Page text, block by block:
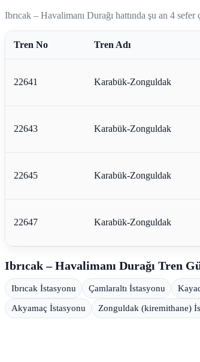
Ibrıcak – Havalimanı Durağı hattında şu an 4 sefer
Tren No Tren Adı
22641 Karabük-Zonguldak
22643 Karabük-Zonguldak
22645 Karabük-Zonguldak
22647 Karabük-Zonguldak
Ibrıcak – Havalimanı Durağı Tren
Ibrıcak İstasyonu Çamlaraltı İstasyonu
Akyamaç İstasyonu Zonguldak (kiremithane)